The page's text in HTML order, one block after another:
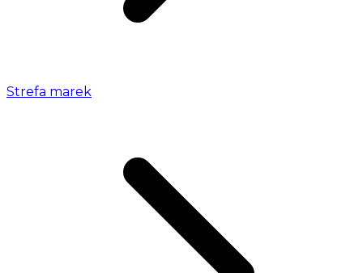
Strefa marek